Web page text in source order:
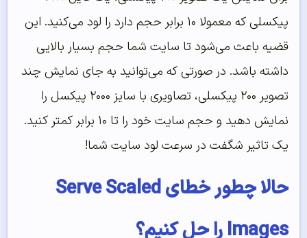
پیکسلی که معمولا ۱۰ برابر حجم دارد را لود می‌کنید. این
قضیه باعث می‌شود تا سایت شما حجم بسیار بالایی
داشته باشد. در صورتی که می‌توانید به جای نمایش چند
تصویر ۲۰۰ پیکسلی، تصاویری با سایز ۲۰۰۰ پیکسل را
نمایش دهید و حجم سایت خود را تا ۱۰ برابر کمتر کنید.
یک تاثیر شگفت در سرعت لود سایت شما!
حالا چطور خطای Serve Scaled
Images را حل کنیم؟